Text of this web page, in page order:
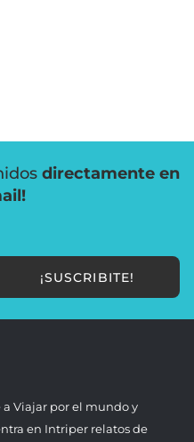
directamente en
¡SUSCRIBITE!
Viajar por el mundo y
en Intriper relatos de